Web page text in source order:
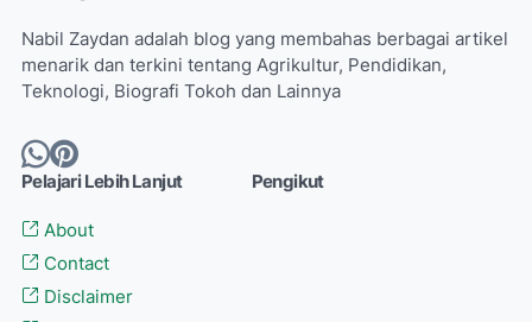
Nabil Zaydan adalah blog yang membahas berbagai artikel
menarik dan terkini tentang Agrikultur, Pendidikan,
Teknologi, Biografi Tokoh dan Lainnya
Pelajari Lebih Lanjut
About
Contact
Disclaimer
Pengikut